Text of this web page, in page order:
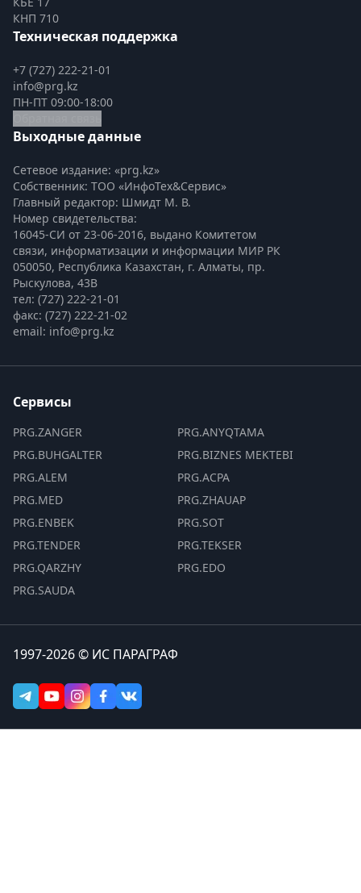
КНП 710
Техническая поддержка
+7 (727) 222-21-01
info@prg.kz
ПН-ПТ 09:00-18:00
Выходные данные
Сетевое издание: «prg.kz»
Собственник: ТОО «ИнфоТех&Сервис»
Главный редактор: Шмидт М. В.
Номер свидетельства:
16045-СИ от 23-06-2016, выдано Комитетом
связи, информатизации и информации МИР РК
050050, Республика Казахстан, г. Алматы, пр.
Рыскулова, 43В
тел: (727) 222-21-01
факс: (727) 222-21-02
email: info@prg.kz
Сервисы
PRG.ZANGER
PRG.BUHGALTER
PRG.ALEM
PRG.MED
PRG.ENBEK
PRG.TENDER
PRG.QARZHY
PRG.SAUDA
PRG.ANYQTAMA
PRG.BIZNES MEKTEBI
PRG.ACPA
PRG.ZHAUAP
PRG.SOT
PRG.TEKSER
PRG.EDO
1997-2026 © ИС ПАРАГРАФ